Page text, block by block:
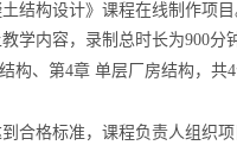
结构设计》课程在线制作项目
学内容，录制总时长为900分
构、第4章 单层厂房结构，共4
合格标准，课程负责人组织项